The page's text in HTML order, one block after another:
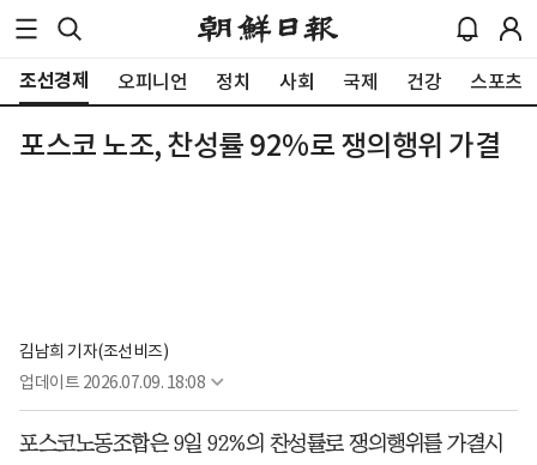
조선경제 오피니언 정치 사회 국제 건강 스포츠
포스코 노조, 찬성률 92%로 쟁의행위 가결
김남희 기자(조선비즈)
업데이트 2026.07.09. 18:08
포스코노동조합은 9일 92%의 찬성률로 쟁의행위를 가결시